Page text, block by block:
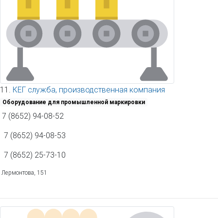
11. КЕГ служба, производственная компания
Оборудование для промышленной маркировки
7 (8652) 94-08-52
7 (8652) 94-08-53
7 (8652) 25-73-10
Лермонтова, 151